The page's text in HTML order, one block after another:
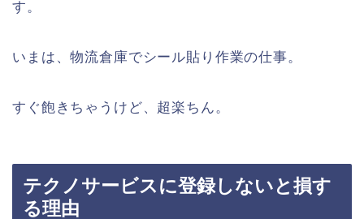
す。
いまは、物流倉庫でシール貼り作業の仕事。
すぐ飽きちゃうけど、超楽ちん。
テクノサービスに登録しないと損す
る理由